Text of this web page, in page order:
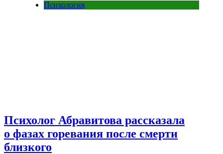
Психология
Психолог Абравитова рассказала
о фазах горевания после смерти
близкого